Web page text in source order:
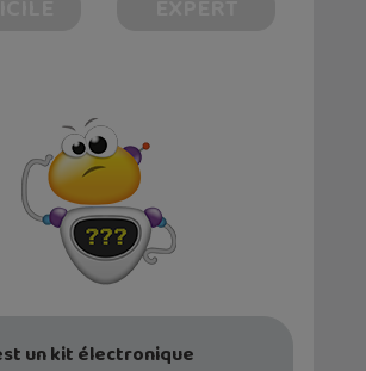
un kit électronique